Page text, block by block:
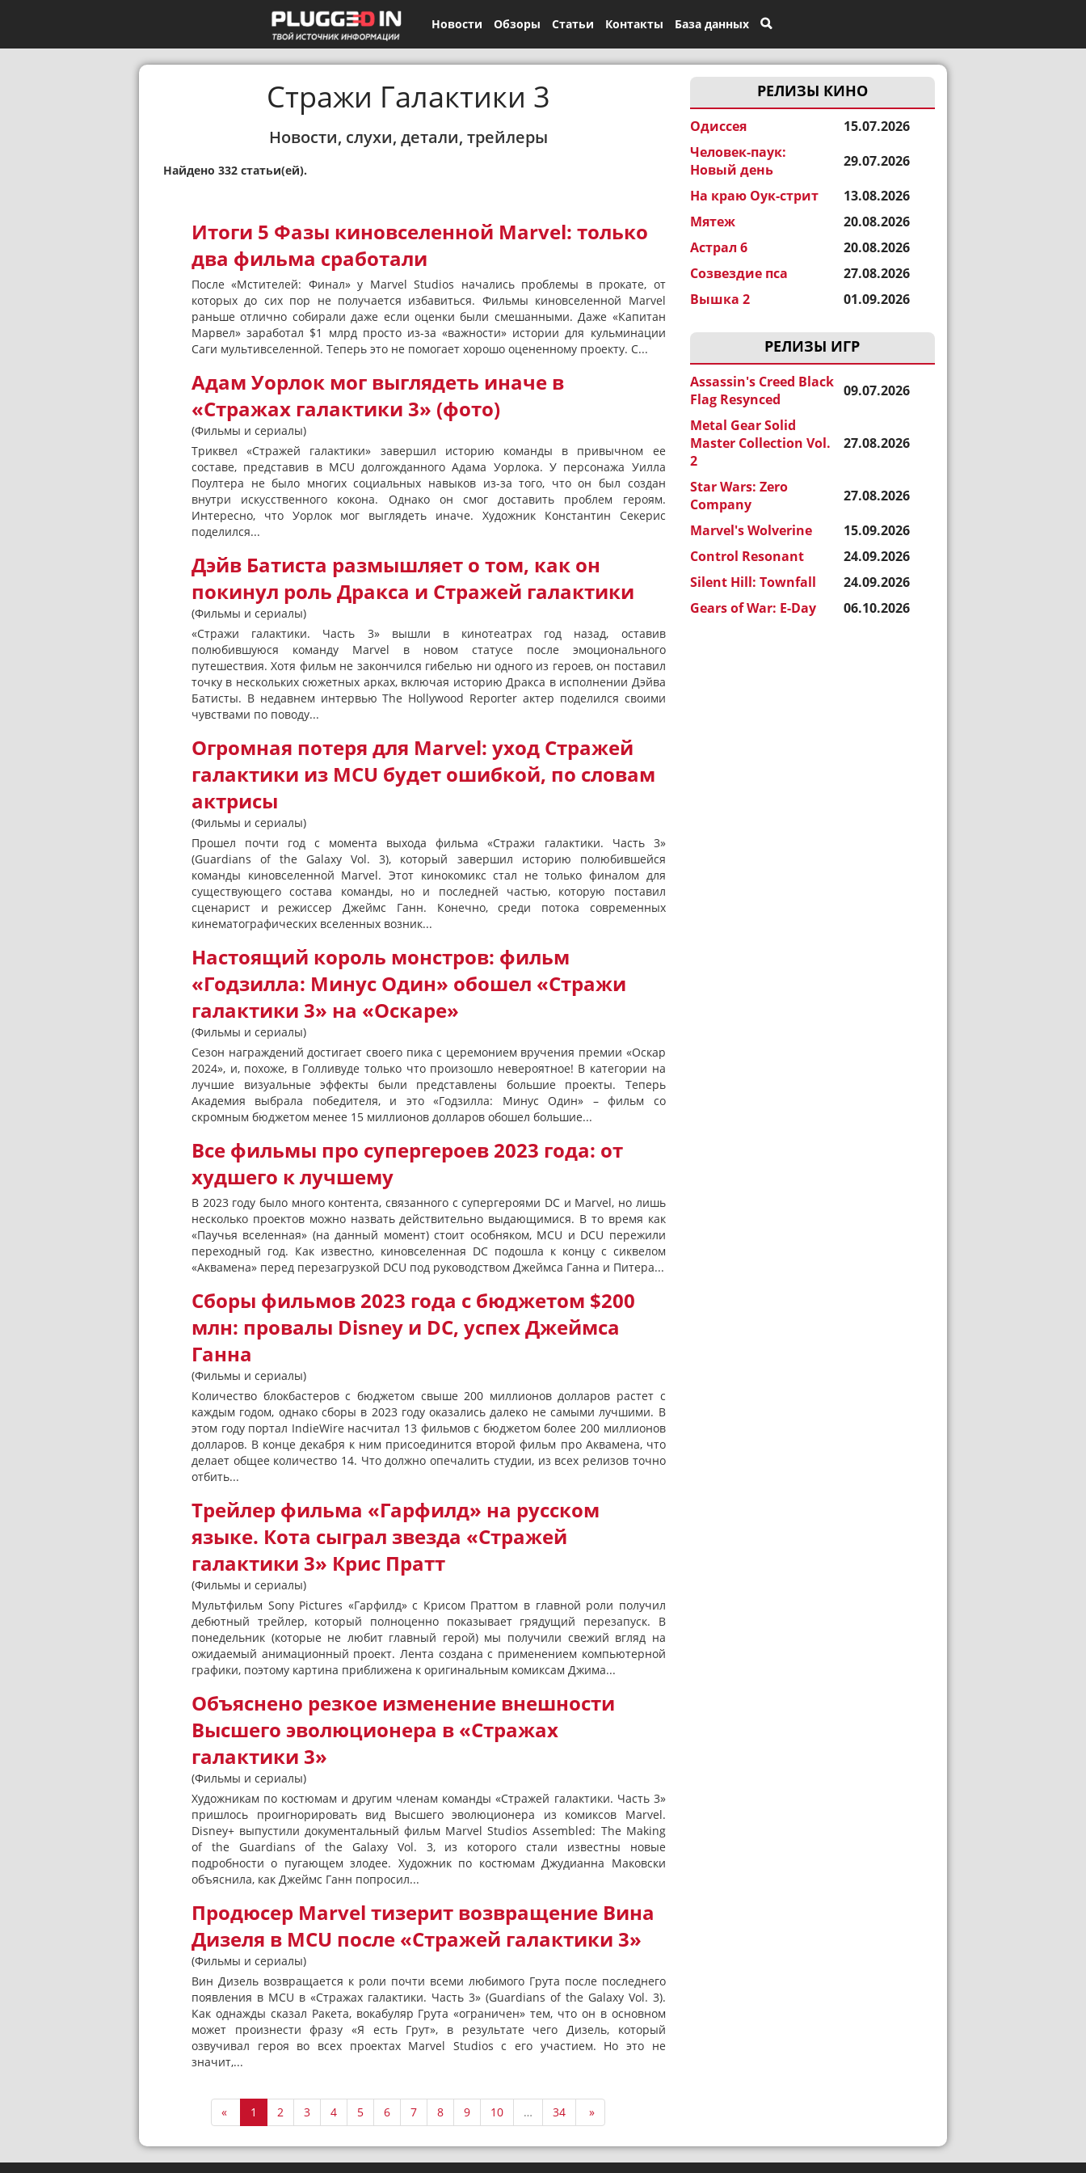
Новости Обзоры Статьи Контакты База данных
РЕЛИЗЫ КИНО
Одиссея
15.07.2026
Человек-паук:
Новый день
29.07.2026
На краю Оук-стрит
13.08.2026
Мятеж
20.08.2026
Астрал 6
20.08.2026
Созвездие пса
27.08.2026
Вышка 2
01.09.2026
РЕЛИЗЫ ИГР
Assassin's Creed Black
Flag Resynced
09.07.2026
Metal Gear Solid
Master Collection Vol.
2
27.08.2026
Star Wars: Zero
Company
27.08.2026
Marvel's Wolverine
15.09.2026
Control Resonant
24.09.2026
Silent Hill: Townfall
24.09.2026
Gears of War: E-Day
06.10.2026
Стражи Галактики 3
Новости, слухи, детали, трейлеры
Найдено 332 статьи(ей).
Итоги 5 Фазы киновселенной Marvel: только
два фильма сработали
После «Мстителей: Финал» у Marvel Studios начались проблемы в прокате, от
которых до сих пор не получается избавиться. Фильмы киновселенной Marvel
раньше отлично собирали даже если оценки были смешанными. Даже «Капитан
Марвел» заработал $1 млрд просто из-за «важности» истории для кульминации
Саги мультивселенной. Теперь это не помогает хорошо оцененному проекту. С...
Адам Уорлок мог выглядеть иначе в
«Стражах галактики 3» (фото)
(Фильмы и сериалы)
Триквел «Стражей галактики» завершил историю команды в привычном ее
составе, представив в MCU долгожданного Адама Уорлока. У персонажа Уилла
Поултера не было многих социальных навыков из-за того, что он был создан
внутри искусственного кокона. Однако он смог доставить проблем героям.
Интересно, что Уорлок мог выглядеть иначе. Художник Константин Секерис
поделился...
Дэйв Батиста размышляет о том, как он
покинул роль Дракса и Стражей галактики
(Фильмы и сериалы)
«Стражи галактики. Часть 3» вышли в кинотеатрах год назад, оставив
полюбившуюся команду Marvel в новом статусе после эмоционального
путешествия. Хотя фильм не закончился гибелью ни одного из героев, он поставил
точку в нескольких сюжетных арках, включая историю Дракса в исполнении Дэйва
Батисты. В недавнем интервью The Hollywood Reporter актер поделился своими
чувствами по поводу...
Огромная потеря для Marvel: уход Стражей
галактики из MCU будет ошибкой, по словам
актрисы
(Фильмы и сериалы)
Прошел почти год с момента выхода фильма «Стражи галактики. Часть 3»
(Guardians of the Galaxy Vol. 3), который завершил историю полюбившейся
команды киновселенной Marvel. Этот кинокомикс стал не только финалом для
существующего состава команды, но и последней частью, которую поставил
сценарист и режиссер Джеймс Ганн. Конечно, среди потока современных
кинематографических вселенных возник...
Настоящий король монстров: фильм
«Годзилла: Минус Один» обошел «Стражи
галактики 3» на «Оскаре»
(Фильмы и сериалы)
Сезон награждений достигает своего пика с церемонием вручения премии «Оскар
2024», и, похоже, в Голливуде только что произошло невероятное! В категории на
лучшие визуальные эффекты были представлены большие проекты. Теперь
Академия выбрала победителя, и это «Годзилла: Минус Один» – фильм со
скромным бюджетом менее 15 миллионов долларов обошел большие...
Все фильмы про супергероев 2023 года: от
худшего к лучшему
В 2023 году было много контента, связанного с супергероями DC и Marvel, но лишь
несколько проектов можно назвать действительно выдающимися. В то время как
«Паучья вселенная» (на данный момент) стоит особняком, MCU и DCU пережили
переходный год. Как известно, киновселенная DC подошла к концу с сиквелом
«Аквамена» перед перезагрузкой DCU под руководством Джеймса Ганна и Питера...
Сборы фильмов 2023 года с бюджетом $200
млн: провалы Disney и DC, успех Джеймса
Ганна
(Фильмы и сериалы)
Количество блокбастеров с бюджетом свыше 200 миллионов долларов растет с
каждым годом, однако сборы в 2023 году оказались далеко не самыми лучшими. В
этом году портал IndieWire насчитал 13 фильмов с бюджетом более 200 миллионов
долларов. В конце декабря к ним присоединится второй фильм про Аквамена, что
делает общее количество 14. Что должно опечалить студии, из всех релизов точно
отбить...
Трейлер фильма «Гарфилд» на русском
языке. Кота сыграл звезда «Стражей
галактики 3» Крис Пратт
(Фильмы и сериалы)
Мультфильм Sony Pictures «Гарфилд» с Крисом Праттом в главной роли получил
дебютный трейлер, который полноценно показывает грядущий перезапуск. В
понедельник (которые не любит главный герой) мы получили свежий вгляд на
ожидаемый анимационный проект. Лента создана с применением компьютерной
графики, поэтому картина приближена к оригинальным комиксам Джима...
Объяснено резкое изменение внешности
Высшего эволюционера в «Стражах
галактики 3»
(Фильмы и сериалы)
Художникам по костюмам и другим членам команды «Стражей галактики. Часть 3»
пришлось проигнорировать вид Высшего эволюционера из комиксов Marvel.
Disney+ выпустили документальный фильм Marvel Studios Assembled: The Making
of the Guardians of the Galaxy Vol. 3, из которого стали известны новые
подробности о пугающем злодее. Художник по костюмам Джудианна Маковски
объяснила, как Джеймс Ганн попросил...
Продюсер Marvel тизерит возвращение Вина
Дизеля в MCU после «Стражей галактики 3»
(Фильмы и сериалы)
Вин Дизель возвращается к роли почти всеми любимого Грута после последнего
появления в MCU в «Стражах галактики. Часть 3» (Guardians of the Galaxy Vol. 3).
Как однажды сказал Ракета, вокабуляр Грута «ограничен» тем, что он в основном
может произнести фразу «Я есть Грут», в результате чего Дизель, который
озвучивал героя во всех проектах Marvel Studios с его участием. Но это не
значит,...
« 1 2 3 4 5 6 7 8 9 10 … 34 »